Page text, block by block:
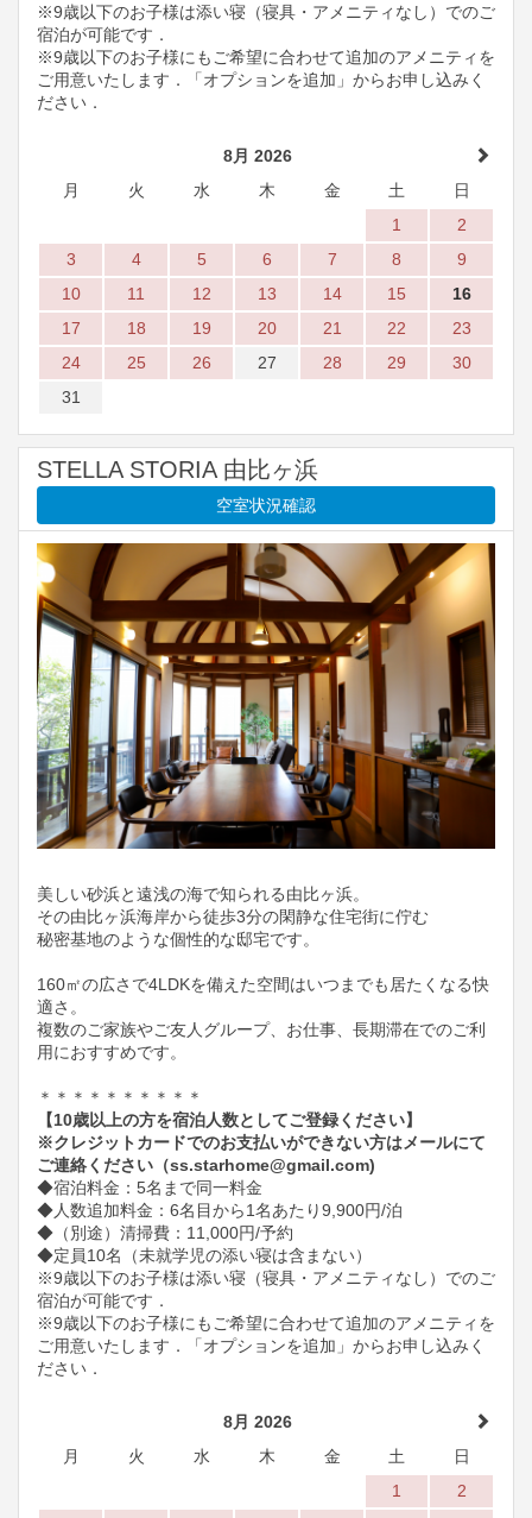
※9歳以下のお子様は添い寝（寝具・アメニティなし）でのご
宿泊が可能です．
※9歳以下のお子様にもご希望に合わせて追加のアメニティを
ご用意いたします．「オプションを追加」からお申し込みく
ださい．
8月 2026
月
火 水 木 金 土
日
1
2
3
4 5 6 7 8
9
10
11 12 13 14 15
16
17
18 19 20 21 22
23
24
25 26 27 28 29
30
31
STELLA STORIA 由比ヶ浜
空室状況確認
美しい砂浜と遠浅の海で知られる由比ヶ浜。
その由比ヶ浜海岸から徒歩3分の閑静な住宅街に佇む
秘密基地のような個性的な邸宅です。
160㎡の広さで4LDKを備えた空間はいつまでも居たくなる快
適さ。
複数のご家族やご友人グループ、お仕事、長期滞在でのご利
用におすすめです。
＊＊＊＊＊＊＊＊＊＊
【10歳以上の方を宿泊人数としてご登録ください】
※クレジットカードでのお支払いができない方はメールにて
ご連絡ください（ss.starhome@gmail.com)
◆宿泊料金：5名まで同一料金
◆人数追加料金：6名目から1名あたり9,900円/泊
◆（別途）清掃費：11,000円/予約
◆定員10名（未就学児の添い寝は含まない）
※9歳以下のお子様は添い寝（寝具・アメニティなし）でのご
宿泊が可能です．
※9歳以下のお子様にもご希望に合わせて追加のアメニティを
ご用意いたします．「オプションを追加」からお申し込みく
ださい．
8月 2026
月
火 水 木 金 土
日
1
2